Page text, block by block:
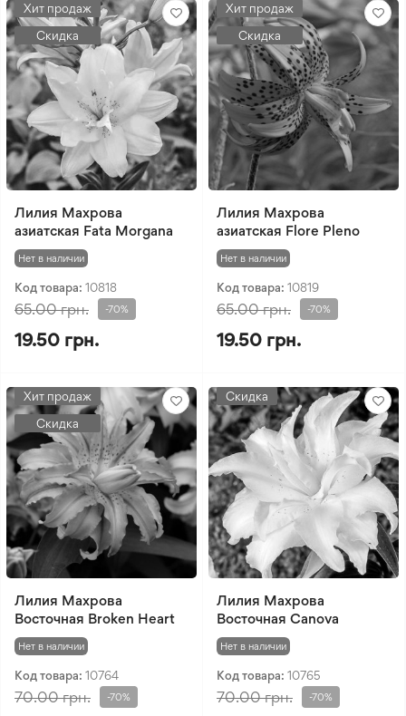
Хит продаж
Скидка
Лилия Махрова
азиатская Fata Morgana
Нет в наличии
Код товара: 10818
65.00 грн. -70%
19.50 грн.
Хит продаж
Скидка
Лилия Махрова
азиатская Flore Pleno
Нет в наличии
Код товара: 10819
65.00 грн. -70%
19.50 грн.
Хит продаж
Скидка
Лилия Махрова
Восточная Broken Heart
Нет в наличии
Код товара: 10764
70.00 грн. -70%
Скидка
Лилия Махрова
Восточная Canova
Нет в наличии
Код товара: 10765
70.00 грн. -70%